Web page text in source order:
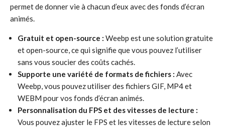
permet de donner vie à chacun d’eux avec des fonds d’écran
animés.
Gratuit et open-source : Weebp est une solution gratuite
et open-source, ce qui signifie que vous pouvez l’utiliser
sans vous soucier des coûts cachés.
Supporte une variété de formats de fichiers : Avec
Weebp, vous pouvez utiliser des fichiers GIF, MP4 et
WEBM pour vos fonds d’écran animés.
Personnalisation du FPS et des vitesses de lecture :
Vous pouvez ajuster le FPS et les vitesses de lecture selon